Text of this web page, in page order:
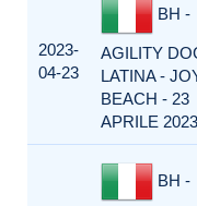
2023-
04-23
BH -
AGILITY
LATINA -
BEACH - 23
APRILE
BH -